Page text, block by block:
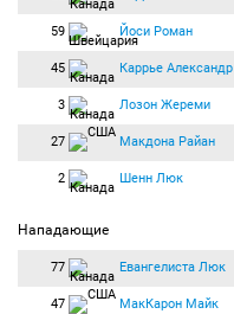
59 Йоси Роман
45 Каррье Александр
3 Лозон Жереми
27 Макдона Райан
2 Шенн Люк
Нападающие
77 Евангелиста Люк
47 МакКарон Майк